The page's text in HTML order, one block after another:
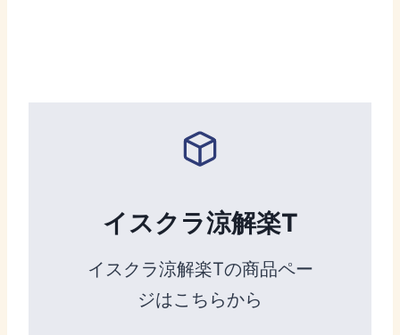
イスクラ涼解楽T
イスクラ涼解楽Tの商品ペー
ジはこちらから